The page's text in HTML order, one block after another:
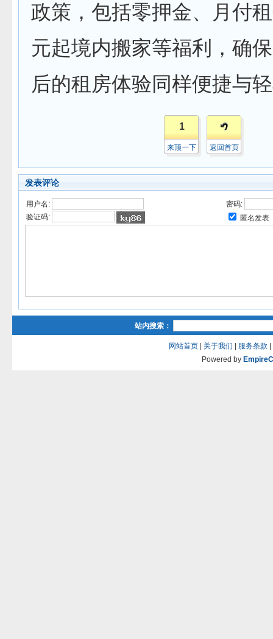
政策，包括零押金、月付
元起境内搬家等福利，确
后的租房体验同样便捷与
1
来顶一下 返回首页
发表评论
用户名:
密码:
验证码:
匿名发表
站内搜索：
网站首页 关于我们 服务条款
Powered by